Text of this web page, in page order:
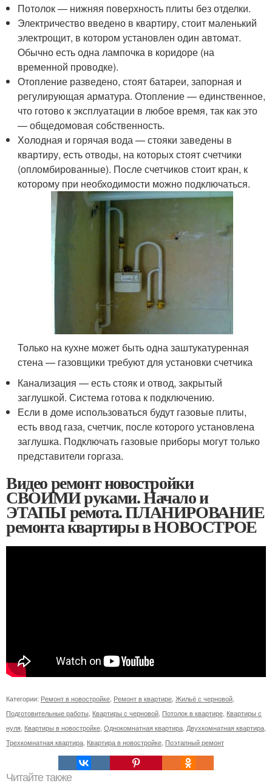
Потолок — нижняя поверхность плиты без отделки.
Электричество введено в квартиру, стоит маленький
электрощит, в котором установлен один автомат.
Обычно есть одна лампочка в коридоре (на
временной проводке).
Отопление разведено, стоят батареи, запорная и
регулирующая арматура. Отопление — единственное,
что готово к эксплуатации в любое время, так как это
— общедомовая собственность.
Холодная и горячая вода — стояки заведены в
квартиру, есть отводы, на которых стоят счетчики
(опломбированные). После счетчиков стоит кран, к
которому при необходимости можно подключаться.
Только на кухне может быть одна заштукатуренная
стена — газовщики требуют для установки счетчика
Канализация — есть стояк и отвод, закрытый
заглушкой. Система готова к подключению.
Если в доме использоваться будут газовые плиты,
есть ввод газа, счетчик, после которого установлена
заглушка. Подключать газовые приборы могут только
представители горгаза.
Видео ремонт новостройки
СВОИМИ руками. Начало и
ЭТАПЫ ремота. ПЛАНИРОВАНИЕ
ремонта квартиры в НОВОСТРОЕ
Категории: Ремонт в новостройке Ремонт в квартире Жильё с черновой
Подготовительные работы Квартиры с черновой Потолок в квартире Квартиры с
нуля Квартиры в новостройке Однокомнатная квартира Двухкомнатная квартира
Трехкомнатная квартира Квартира в новостройке Поэтапный ремонт
Читайте также